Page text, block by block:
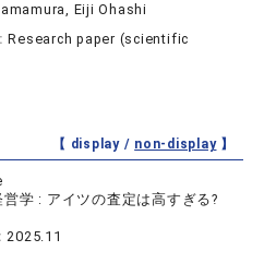
Eiji Ohashi
Research paper (scientific
【 display / non-display】
学 : アイツの査定は高すぎる?
2025.11